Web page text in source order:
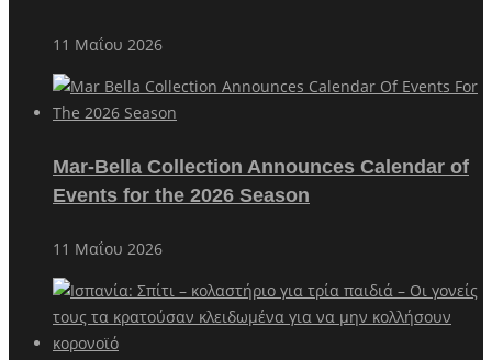
11 Μαΐου 2026
Mar-Bella Collection Announces Calendar of
Events for the 2026 Season
11 Μαΐου 2026